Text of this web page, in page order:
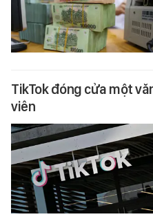
TikTok đóng cửa một
viên